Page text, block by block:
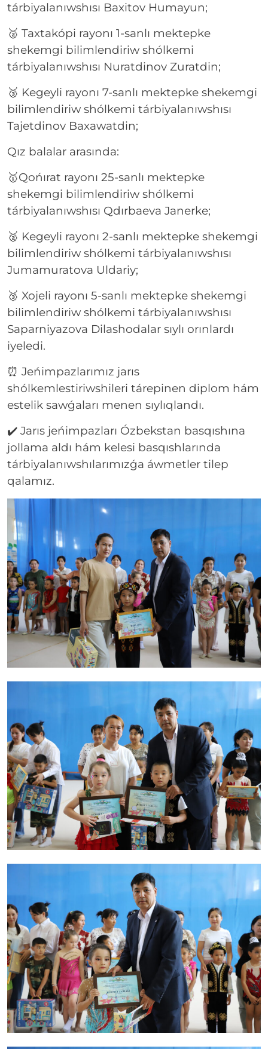
tárbiyalanıwshısı Baxitov Humayun;
🥈 Taxtakópi rayonı 1-sanlı mektepke
shekemgi bilimlendiriw shólkemi
tárbiyalanıwshısı Nuratdinov Zuratdin;
🥉 Kegeyli rayonı 7-sanlı mektepke shekemgi
bilimlendiriw shólkemi tárbiyalanıwshısı
Tajetdinov Baxawatdin;
Qız balalar arasında:
🥇Qońırat rayonı 25-sanlı mektepke
shekemgi bilimlendiriw shólkemi
tárbiyalanıwshısı Qdırbaeva Janerke;
🥈 Kegeyli rayonı 2-sanlı mektepke shekemgi
bilimlendiriw shólkemi tárbiyalanıwshısı
Jumamuratova Uldariy;
🥉 Xojeli rayonı 5-sanlı mektepke shekemgi
bilimlendiriw shólkemi tárbiyalanıwshısı
Saparniyazova Dilashodalar sıylı orınlardı
iyeledi.
⏰ Jeńimpazlarımız jarıs
shólkemlestiriwshileri tárepinen diplom hám
estelik sawǵaları menen sıylıqlandı.
✔️ Jarıs jeńimpazları Ózbekstan basqıshına
jollama aldı hám kelesi basqıshlarında
tárbiyalanıwshılarımızǵa áwmetler tilep
qalamız.